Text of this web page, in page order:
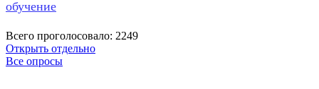
обучение
Всего проголосовало: 2249
Открыть отдельно
Все опросы